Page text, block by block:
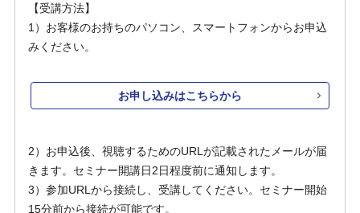
【受講方法】
1）お客様のお持ちのパソコン、スマートフォンからお申込
みください。
お申し込みはこちらから
2）お申込後、視聴するためのURLが記載されたメールが届
きます。セミナー開講日2日程度前に通知します。
3）参加URLから接続し、受講してください。セミナー開始
15分前から接続が可能です。